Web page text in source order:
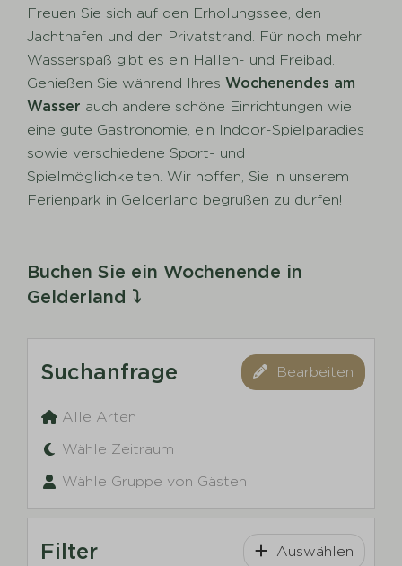
Freuen Sie sich auf den Erholungssee, den
Jachthafen und den Privatstrand. Für noch mehr
Wasserspaß gibt es ein Hallen- und Freibad.
Genießen Sie während IhresWochenendes am
Wasser auch andere schöne Einrichtungen wie
eine gute Gastronomie, ein Indoor-Spielparadies
sowie verschiedene Sport- und
Spielmöglichkeiten. Wir hoffen, Sie in unserem
Ferienpark in Gelderland begrüßen zu dürfen!
Buchen Sie ein Wochenende in
Gelderland ⤵
Suchanfrage Bearbeiten
Alle Arten
Wähle Zeitraum
Wähle Gruppe von Gästen
Filter Auswählen